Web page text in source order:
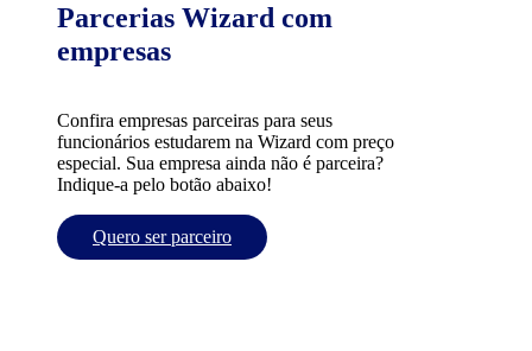
Parcerias Wizard com
empresas
Confira empresas parceiras para seus
funcionários estudarem na Wizard com preço
especial. Sua empresa ainda não é parceira?
Indique-a pelo botão abaixo!
Quero ser parceiro